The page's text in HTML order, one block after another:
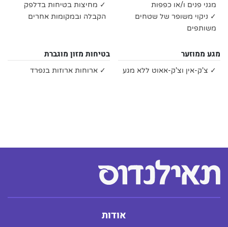
מגני פנים ו/או כפפות
✓ ניקוי משופר של שטחים
משותפים
✓ מחיצות בטיחות בדלפק
הקבלה ובמקומות אחרים
מגע ממוזער
✓ צ'ק-אין וצ'ק-אאוט ללא מגע
בטיחות מזון מוגברת
✓ ארוחות ארוזות בנפרד
אודות